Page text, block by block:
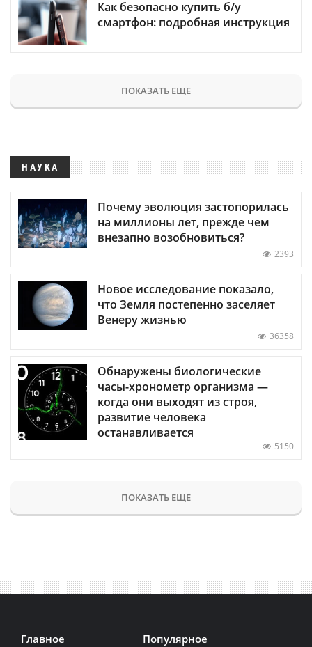
Как безопасно купить б/у
смартфон: подробная инструкция
ПОКАЗАТЬ ЕЩЕ
НАУКА
Почему эволюция застопорилась
на миллионы лет, прежде чем
внезапно возобновиться?
2393
Новое исследование показало,
что Земля постепенно заселяет
Венеру жизнью
36358
Обнаружены биологические
часы-хронометр организма —
когда они выходят из строя,
развитие человека
останавливается
5150
ПОКАЗАТЬ ЕЩЕ
Главное Популярное